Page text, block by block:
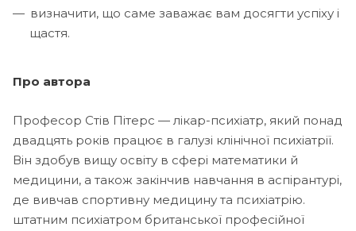
визначити, що саме заважає вам досягти успіху і
щастя.
Про автора
Професор Стів Пітерс — лікар-психіатр, який понад
двадцять років працює в галузі клінічної психіатрії.
Він здобув вищу освіту в сфері математики й
медицини, а також закінчив навчання в аспірантурі,
де вивчав спортивну медицину та психіатрію.
штатним психіатром британської професійної